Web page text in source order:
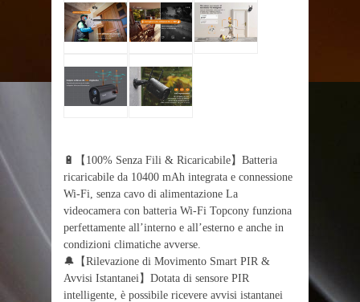
🔋【100% Senza Fili & Ricaricabile】Batteria
ricaricabile da 10400 mAh integrata e connessione
Wi-Fi, senza cavo di alimentazione La
videocamera con batteria Wi-Fi Topcony funziona
perfettamente all’interno e all’esterno e anche in
condizioni climatiche avverse.
🔔【Rilevazione di Movimento Smart PIR &
Avvisi Istantanei】Dotata di sensore PIR
intelligente, è possibile ricevere avvisi istantanei